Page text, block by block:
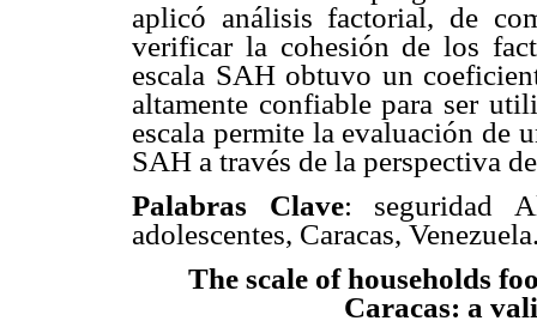
aplicó análisis factorial, de
verificar la cohesión de los
escala SAH obtuvo un
altamente confiable para ser
escala permite la evaluación de
SAH a través de la perspectiva
Palabras Clave: seguridad
adolescentes, Caracas,
The scale of households
Caracas: a